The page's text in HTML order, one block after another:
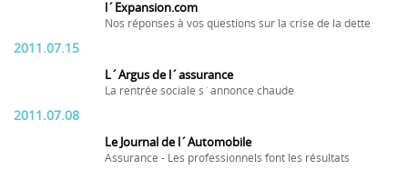
l´Expansion.com
Nos réponses à vos questions sur la crise de la dette
2011.07.15
L´Argus de l´assurance
La rentrée sociale s´annonce chaude
2011.07.08
Le Journal de l´Automobile
Assurance - Les professionnels font les résultats